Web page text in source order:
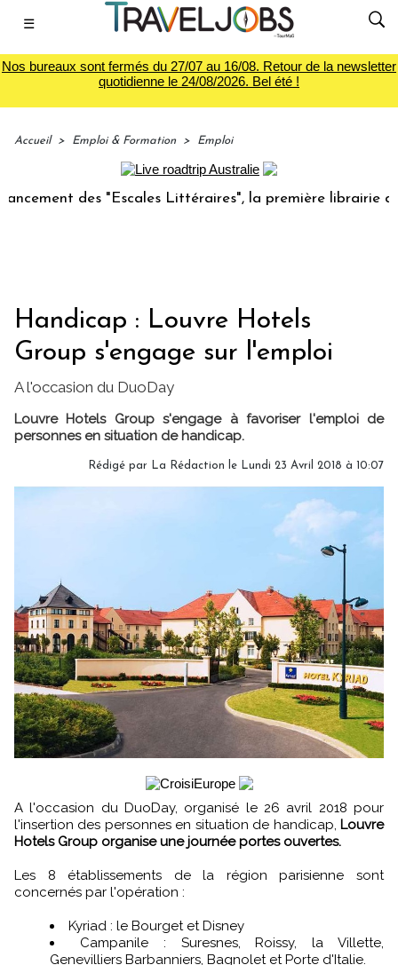
☰
Nos bureaux sont fermés du 27/07 au 16/08. Retour de la newsletter
quotidienne le 24/08/2026. Bel été !
Accueil > Emploi & Formation > Emploi
des "Escales Littéraires", la première librairie du
Handicap : Louvre Hotels
Group s'engage sur l'emploi
A l'occasion du DuoDay
Louvre Hotels Group s'engage à favoriser l'emploi de
personnes en situation de handicap.
Rédigé par La Rédaction le Lundi 23 Avril 2018 à 10:07
A l'occasion du DuoDay, organisé le 26 avril 2018 pour
l'insertion des personnes en situation de handicap, Louvre
Hotels Group organise une journée portes ouvertes.
Les 8 établissements de la région parisienne sont
concernés par l'opération :
Kyriad : le Bourget et Disney
Campanile : Suresnes, Roissy, la Villette,
Genevilliers Barbanniers, Bagnolet et Porte d'Italie.